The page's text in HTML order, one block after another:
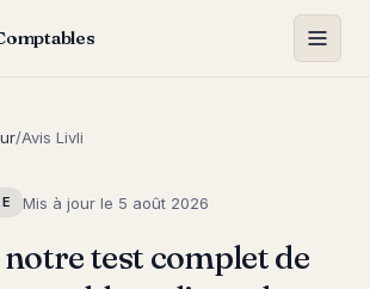
/Avis Livli
Mis à jour le 5 août 2026
test complet de